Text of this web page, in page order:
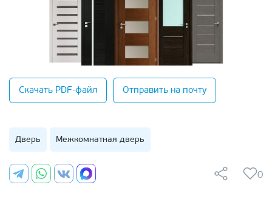
Скачать PDF-файл Отправить на почту
Дверь Межкомнатная дверь
0